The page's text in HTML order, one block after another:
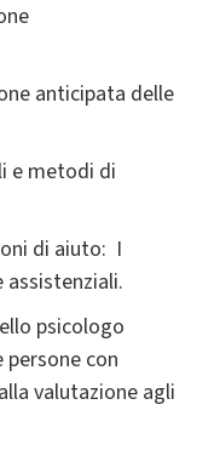
anticipata delle
e metodi di
di aiuto: I
psicologo
con
valutazione agli